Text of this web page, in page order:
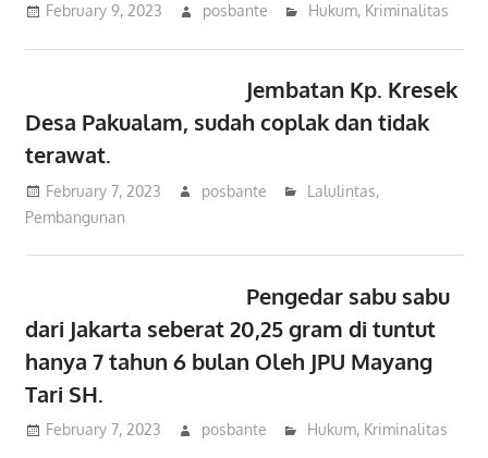
February 9, 2023 posbante Hukum, Kriminalitas
Jembatan Kp. Kresek
Desa Pakualam, sudah coplak dan tidak
terawat.
February 7, 2023 posbante Lalulintas,
Pembangunan
Pengedar sabu sabu
dari Jakarta seberat 20,25 gram di tuntut
hanya 7 tahun 6 bulan Oleh JPU Mayang
Tari SH.
February 7, 2023 posbante Hukum, Kriminalitas